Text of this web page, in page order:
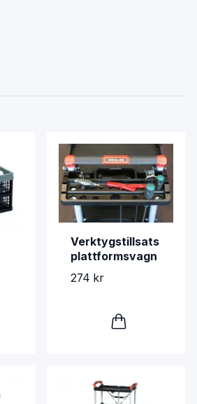
Verktygstillsats
plattformsvagn
274 kr